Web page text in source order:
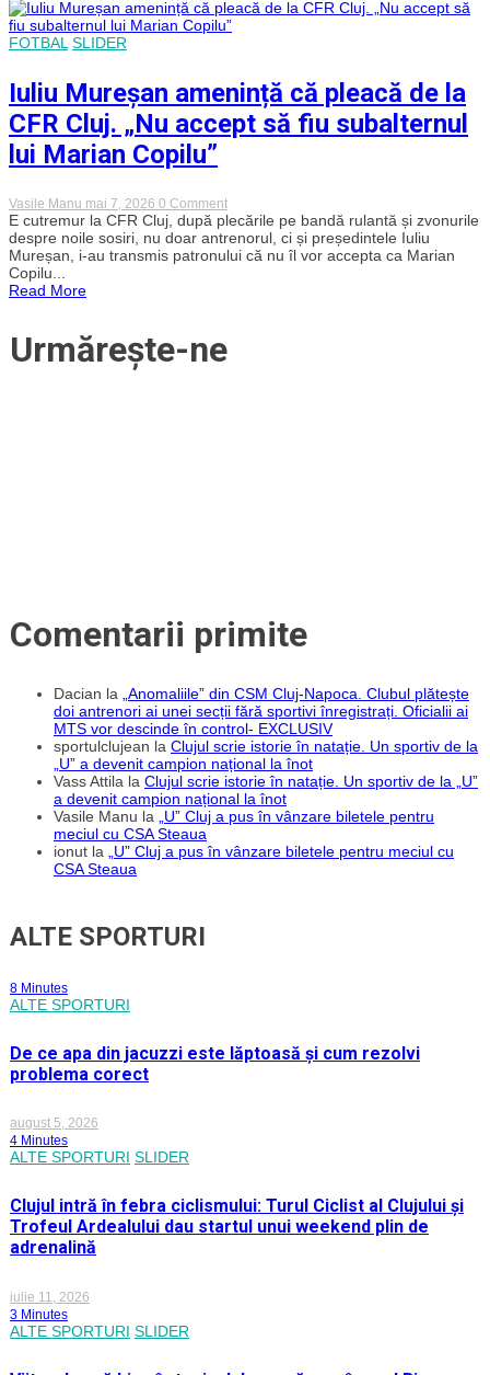
CFR,
de
oferte
din
Superligă
FOTBAL SLIDER
Iuliu Mureșan amenință că pleacă de la
CFR Cluj. „Nu accept să fiu subalternul
lui Marian Copilu”
Vasile Manu mai 7, 2026 0 Commenton
Iuliu
Mureșan
amenință
că
„Nu
E cutremur la CFR Cluj, după plecările pe bandă rulantă și zvonurile
despre noile sosiri, nu doar antrenorul, ci și președintele Iuliu
Mureșan, i-au transmis patronului că nu îl vor accepta ca Marian
Copilu...
Read More
Urmărește-ne
Comentarii primite
Dacian la
„Anomaliile” din CSM Cluj-Napoca. Clubul plătește
doi antrenori ai unei secții fără sportivi înregistrați. Oficialii ai
MTS vor descinde în control- EXCLUSIV
sportulclujean la Clujul scrie istorie în natație. Un sportiv de la
„U” a devenit campion național la înot
Vass Attila la Clujul scrie istorie în natație. Un sportiv de la „U”
a devenit campion național la înot
Vasile Manu la
„U” Cluj a pus în vânzare biletele pentru
meciul cu CSA Steaua
ionut la
„U” Cluj a pus în vânzare biletele pentru meciul cu
CSA Steaua
ALTE SPORTURI
8 Minutes
ALTE SPORTURI
De ce apa din jacuzzi este lăptoasă și cum rezolvi
problema corect
august 5, 2026
4 Minutes
ALTE SPORTURI SLIDER
Clujul intră în febra ciclismului: Turul Ciclist al Clujului și
Trofeul Ardealului dau startul unui weekend plin de
adrenalină
iulie 11, 2026
3 Minutes
ALTE SPORTURI SLIDER